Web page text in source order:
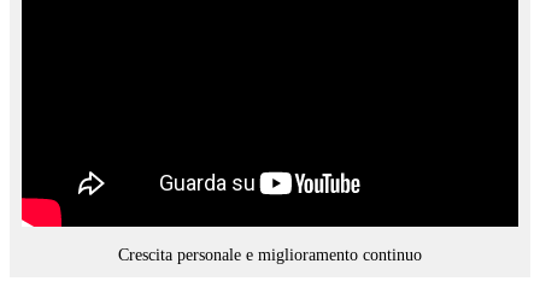
Crescita personale e miglioramento continuo